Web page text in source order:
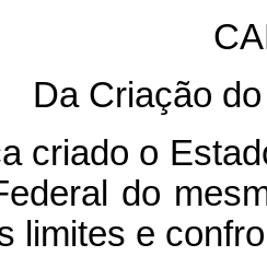
Da Criação
criado o
do
limites e